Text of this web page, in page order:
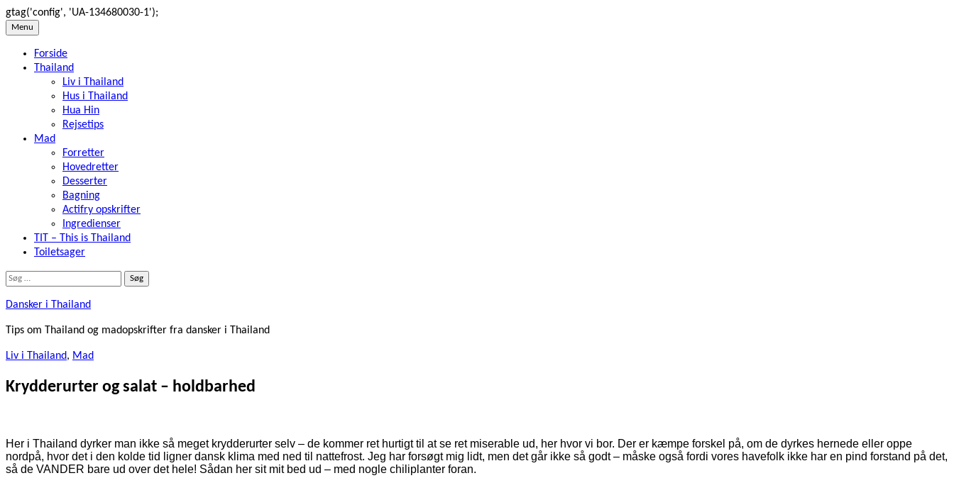
gtag('config', 'UA-134680030-1');
Skip
content
Menu
Forside
Thailand
Liv i Thailand
Hus i Thailand
Hua Hin
Rejsetips
Mad
Forretter
Hovedretter
Desserter
Bagning
Actifry opskrifter
Ingredienser
TIT – This is Thailand
Toiletsager
Søg
Dansker i Thailand
Tips om Thailand og madopskrifter fra dansker i Thailand
Liv i Thailand, Mad
Krydderurter og salat – holdbarhed
Her i Thailand dyrker man ikke så meget krydderurter selv – de kommer ret hurtigt til at se ret miserable ud, her hvor vi bor. Der er kæmpe forskel på, om de dyrkes hernede eller oppe
nordpå, hvor det i den kolde tid ligner dansk klima med ned til nattefrost. Jeg har forsøgt mig lidt, men det går ikke så godt – måske også fordi vores havefolk ikke har en pind forstand på det,
så de VANDER bare ud over det hele! Sådan her sit mit bed ud – med nogle chiliplanter foran.